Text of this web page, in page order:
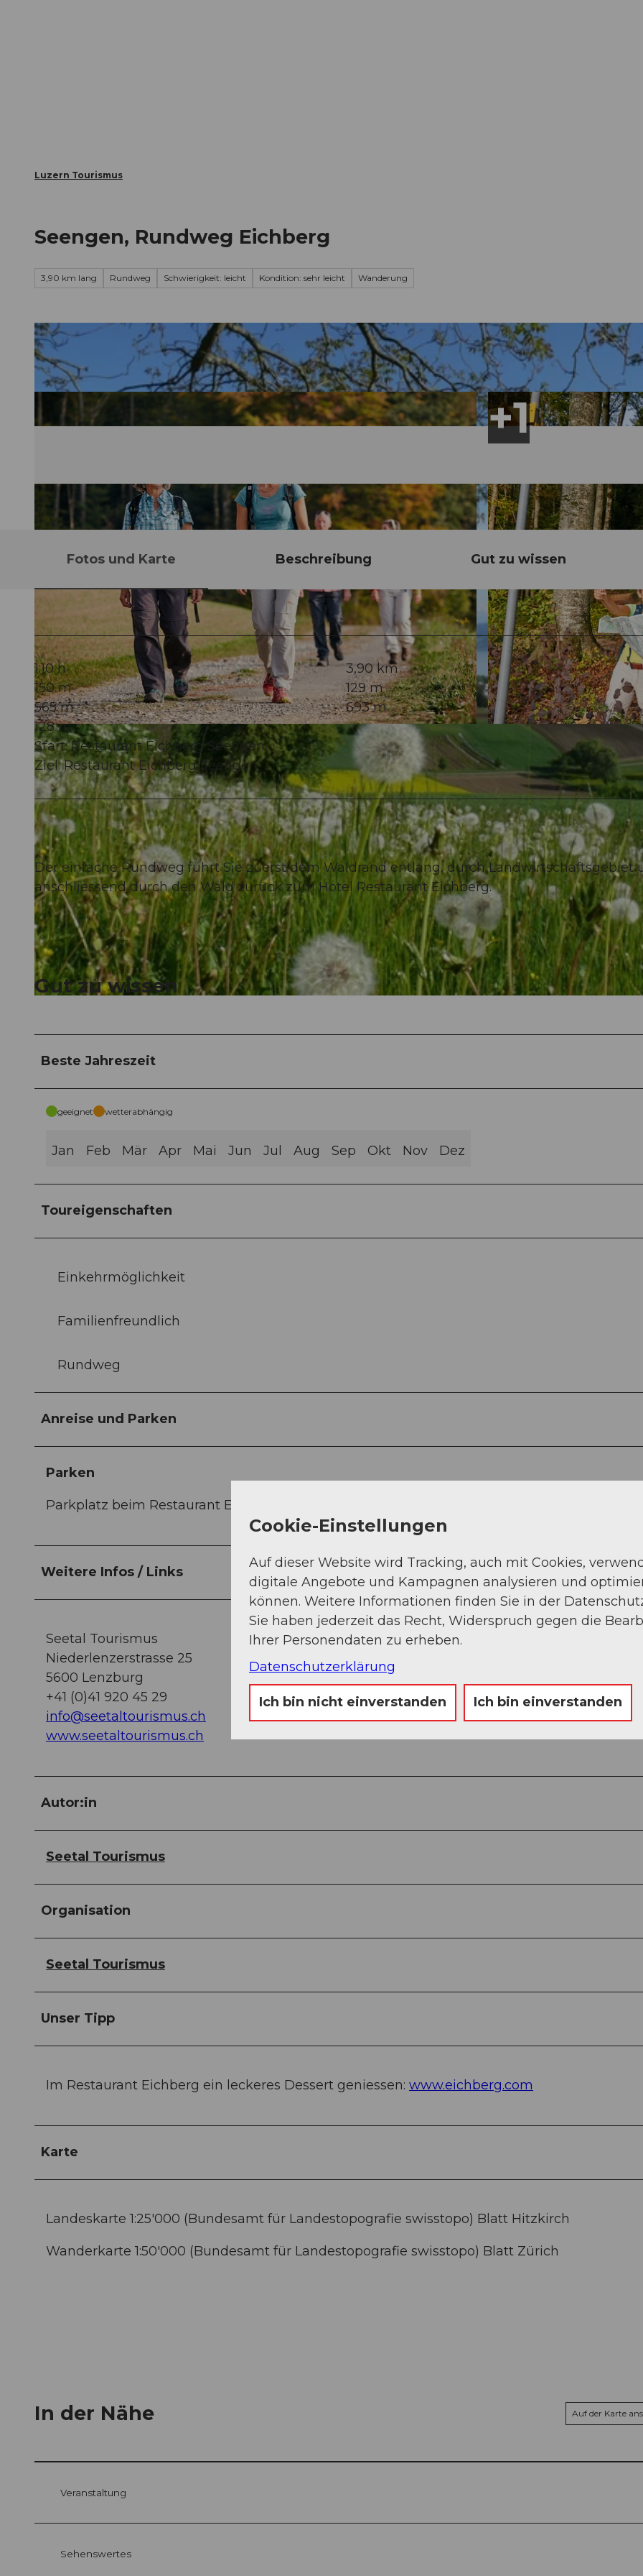
Luzern Tourismus
Seengen, Rundweg Eichberg
3,90 km lang Rundweg Schwierigkeit: leicht Kondition: sehr leicht Wanderung
© Seetal Tourismus, Foto: Beat Brechbühl © Seetal Tourismus, Foto: Beat Brechbühl
Fotos und Karte Beschreibung Gut zu wissen
1:10 h
3,90 km
150 m
129 m
565 m
693 m
128 m
Start: Restaurant Eichberg Seengen
Ziel: Restaurant Eichberg Seengen
Der einfache Rundweg führt Sie zuerst dem Waldrand entlang, durch Landwirtschaftsgebiet
anschliessend durch den Wald zurück zum Hotel Restaurant Eichberg.
Gut zu wissen
Beste Jahreszeit
geeignet wetterabhängig
Jan Feb Mär Apr Mai Jun Jul Aug Sep Okt Nov Dez
Toureigenschaften
Einkehrmöglichkeit
Familienfreundlich
Rundweg
Anreise und Parken
Parken
Parkplatz beim Restaurant Eichberg.
Weitere Infos / Links
Seetal Tourismus
Niederlenzerstrasse 25
5600 Lenzburg
+41 (0)41 920 45 29
info@seetaltourismus.ch
www.seetaltourismus.ch
Autor:in
Seetal Tourismus
Organisation
Seetal Tourismus
Unser Tipp
Im Restaurant Eichberg ein leckeres Dessert geniessen: www.eichberg.com
Karte
Landeskarte 1:25'000 (Bundesamt für Landestopografie swisstopo) Blatt Hitzkirch
Wanderkarte 1:50'000 (Bundesamt für Landestopografie swisstopo) Blatt Zürich
In der Nähe Auf der Karte
Veranstaltung
Sehenswertes
Cookie-Einstellungen
Auf dieser Website wird Tracking, auch mit Cookies,
digitale Angebote und Kampagnen analysieren und
können. Weitere Informationen finden Sie in der
Sie haben jederzeit das Recht, Widerspruch gegen die
Ihrer Personendaten zu erheben.
Datenschutzerklärung
Ich bin nicht einverstanden Ich bin einverstanden